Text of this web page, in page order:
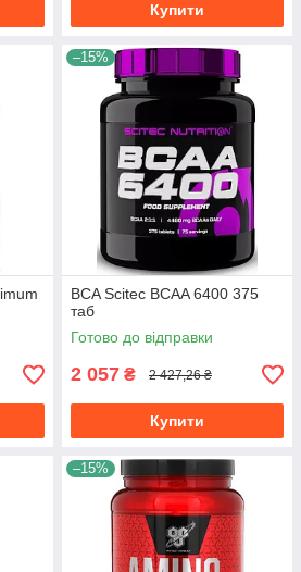
Купити
–15%
BCA Scitec BCAA 6400 375
таб
Готово до відправки
2 057 ₴ 2 427,26 ₴
Купити
–15%